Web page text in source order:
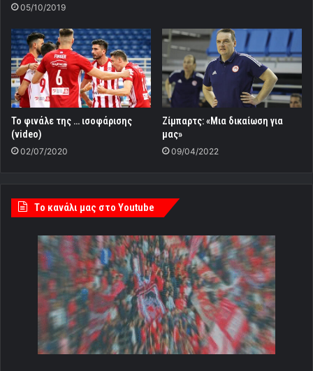
05/10/2019
Το φινάλε της … ισοφάρισης
(video)
02/07/2020
Ζίμπαρτς: «Μια δικαίωση για
μας»
09/04/2022
Tο κανάλι μας στο Youtube